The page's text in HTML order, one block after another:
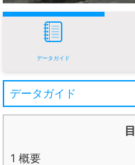
データガイド
データガイド
1 概要